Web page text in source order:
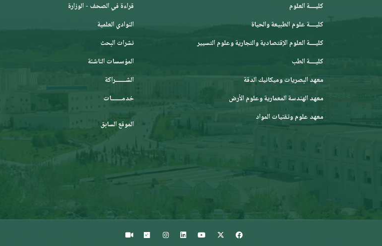
كليــــة العلوم
كليــــة علوم الطبيعة والحياة
كليــــة العلوم الإقتصادية والتجارية وعلوم التسيير
كليــــة الطب
معهد البصريات وميكانيك الدقة
معهد الهندسة المعمارية وعلوم الأرض
معهد علوم وتقنيات المواد
قراءة في الصحف - الوزارة
النوادي العلمية
نشرات البحث
المؤسسات الناشئة
الشـــــــراكة
خدمـــــــات
الموقع السابق